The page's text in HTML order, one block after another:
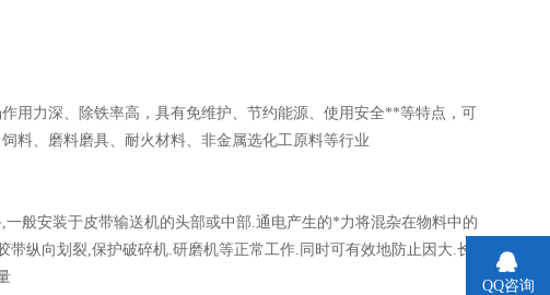
用力深、除铁率高，具有免维护、节约能源、使用安全**等特点，可
料、磨料磨具、耐火材料、非金属选化工原料等行业
般安装于皮带输送机的头部或中部.通电产生的*力将混杂在物料中的
纵向划裂,保护破碎机.研磨机等正常工作.同时可有效地防止因大.长
QQ咨询